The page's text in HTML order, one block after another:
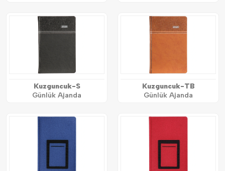
Kuzguncuk-S
Günlük Ajanda
Kuzguncuk-TB
Günlük Ajanda